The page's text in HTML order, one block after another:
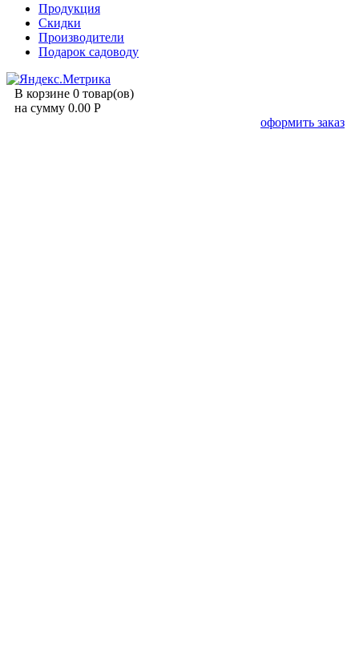
Продукция
Скидки
Производители
Подарок садоводу
В корзине 0 товар(ов)
на сумму 0.00 Р
оформить заказ